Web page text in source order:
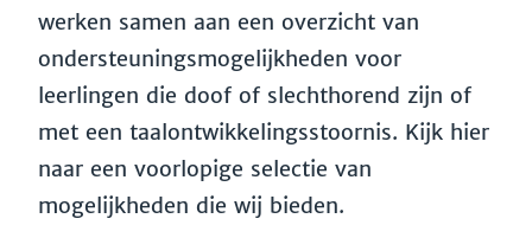
werken samen aan een overzicht van
ondersteuningsmogelijkheden voor
leerlingen die doof of slechthorend zijn of
met een taalontwikkelingsstoornis. Kijk hier
naar een voorlopige selectie van
mogelijkheden die wij bieden.